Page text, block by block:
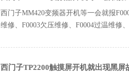
西门子MM420变频器开机等一会就报
维修、F0003欠压维修、F0004过温维修
西门子TP2200触摸屏开机就出现黑屏